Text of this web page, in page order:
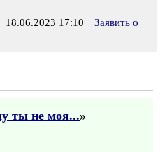
18.06.2023 17:10
Заявить о
ты не моя...»